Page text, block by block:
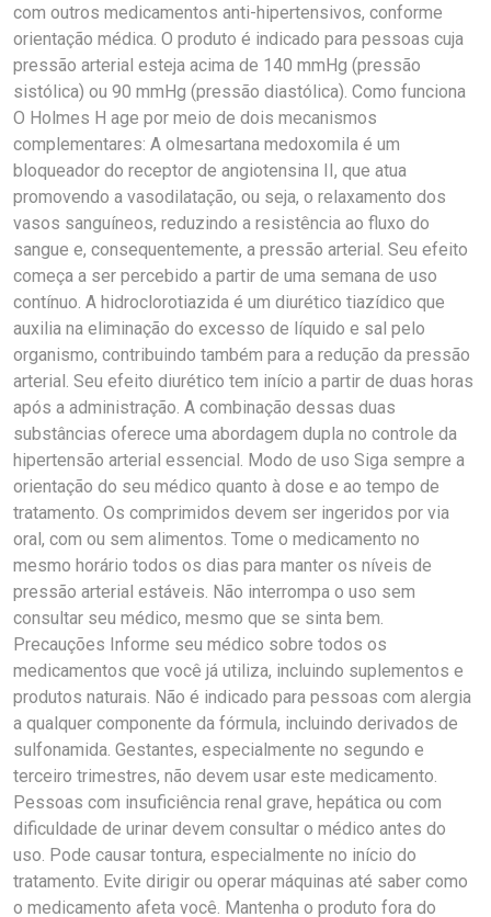
com outros medicamentos anti-hipertensivos, conforme
orientação médica. O produto é indicado para pessoas cuja
pressão arterial esteja acima de 140 mmHg (pressão
sistólica) ou 90 mmHg (pressão diastólica). Como funciona
O Holmes H age por meio de dois mecanismos
complementares: A olmesartana medoxomila é um
bloqueador do receptor de angiotensina II, que atua
promovendo a vasodilatação, ou seja, o relaxamento dos
vasos sanguíneos, reduzindo a resistência ao fluxo do
sangue e, consequentemente, a pressão arterial. Seu efeito
começa a ser percebido a partir de uma semana de uso
contínuo. A hidroclorotiazida é um diurético tiazídico que
auxilia na eliminação do excesso de líquido e sal pelo
organismo, contribuindo também para a redução da pressão
arterial. Seu efeito diurético tem início a partir de duas horas
após a administração. A combinação dessas duas
substâncias oferece uma abordagem dupla no controle da
hipertensão arterial essencial. Modo de uso Siga sempre a
orientação do seu médico quanto à dose e ao tempo de
tratamento. Os comprimidos devem ser ingeridos por via
oral, com ou sem alimentos. Tome o medicamento no
mesmo horário todos os dias para manter os níveis de
pressão arterial estáveis. Não interrompa o uso sem
consultar seu médico, mesmo que se sinta bem.
Precauções Informe seu médico sobre todos os
medicamentos que você já utiliza, incluindo suplementos e
produtos naturais. Não é indicado para pessoas com alergia
a qualquer componente da fórmula, incluindo derivados de
sulfonamida. Gestantes, especialmente no segundo e
terceiro trimestres, não devem usar este medicamento.
Pessoas com insuficiência renal grave, hepática ou com
dificuldade de urinar devem consultar o médico antes do
uso. Pode causar tontura, especialmente no início do
tratamento. Evite dirigir ou operar máquinas até saber como
o medicamento afeta você. Mantenha o produto fora do